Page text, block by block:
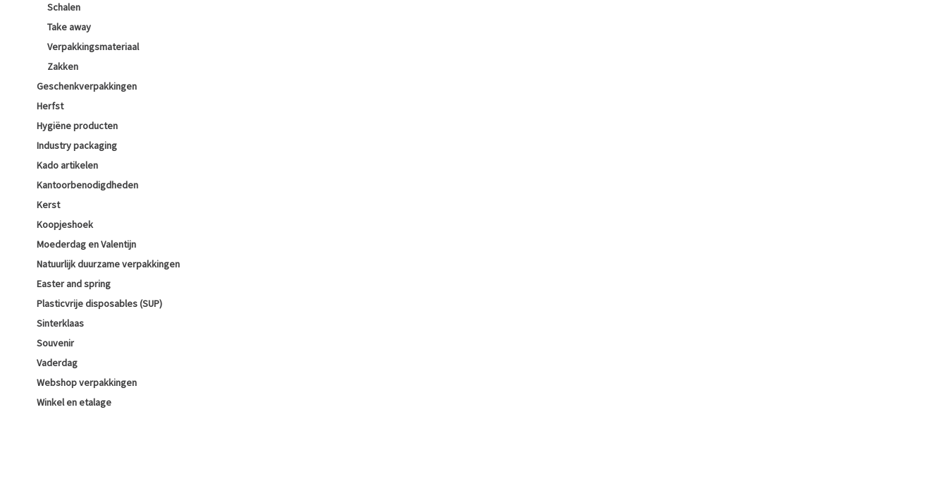
Schalen
Take away
Verpakkingsmateriaal
Zakken
Geschenkverpakkingen
Herfst
Hygiëne producten
Industry packaging
Kado artikelen
Kantoorbenodigdheden
Kerst
Koopjeshoek
Moederdag en Valentijn
Natuurlijk duurzame verpakkingen
Easter and spring
Plasticvrije disposables (SUP)
Sinterklaas
Souvenir
Vaderdag
Webshop verpakkingen
Winkel en etalage